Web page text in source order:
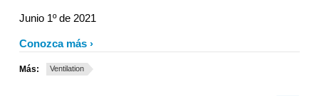
Junio 1º de 2021
Conozca más
Más: Ventilation